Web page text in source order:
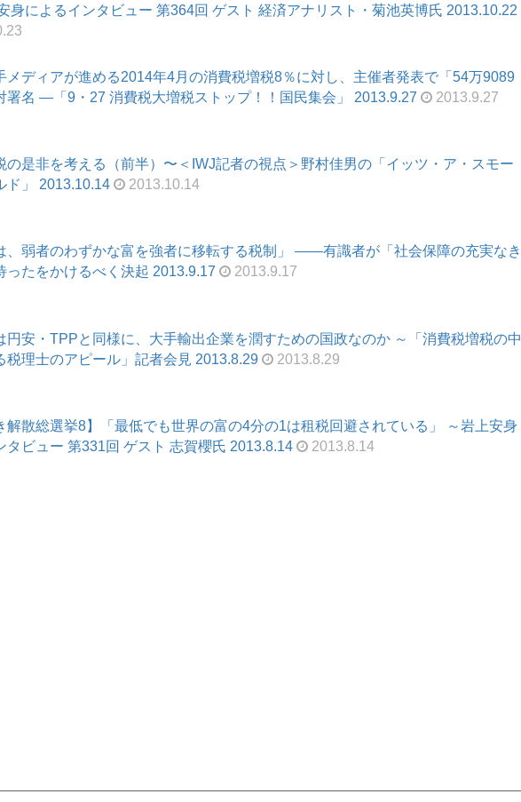
身によるインタビュー 第364回 ゲスト 経済アナリスト・菊池英博氏 2013.10.22
メディアが進める2014年4月の消費税増税8％に対し、主催者発表で「54万9089
署名 ―「9・27 消費税大増税ストップ！！国民集会」 2013.9.27
2013.9.27
の是非を考える（前半）〜＜IWJ記者の視点＞野村佳男の「イッツ・ア・スモー
ド」 2013.10.14
2013.10.14
、弱者のわずかな富を強者に移転する税制」 ――有識者が「社会保障の充実なき
ったをかけるべく決起 2013.9.17
2013.9.17
円安・TPPと同様に、大手輸出企業を潤すための国政なのか ～「消費税増税の中
税理士のアピール」記者会見 2013.8.29
2013.8.29
解散総選挙8】「最低でも世界の富の4分の1は租税回避されている」 ～岩上安身
タビュー 第331回 ゲスト 志賀櫻氏 2013.8.14
2013.8.14